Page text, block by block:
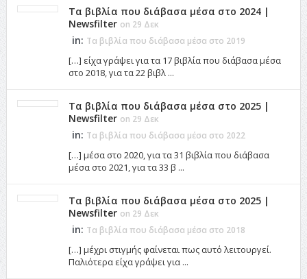
Τα βιβλία που διάβασα μέσα στο 2024 |
Newsfilter on 29 Δεκ
in: Τα βιβλία που διάβασα μέσα στο 2019
[…] είχα γράψει για τα 17 βιβλία που διάβασα μέσα
στο 2018, για τα 22 βιβλ ...
Τα βιβλία που διάβασα μέσα στο 2025 |
Newsfilter on 29 Δεκ
in: Τα βιβλία που διάβασα μέσα στο 2022
[…] μέσα στο 2020, για τα 31 βιβλία που διάβασα
μέσα στο 2021, για τα 33 β ...
Τα βιβλία που διάβασα μέσα στο 2025 |
Newsfilter on 29 Δεκ
in: Τα βιβλία που διάβασα μέσα στο 2018
[…] μέχρι στιγμής φαίνεται πως αυτό λειτουργεί.
Παλιότερα είχα γράψει για ...